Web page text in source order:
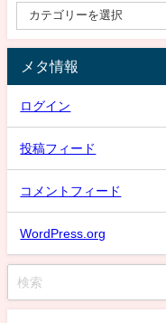
メタ情報
ログイン
投稿フィード
コメントフィード
WordPress.org